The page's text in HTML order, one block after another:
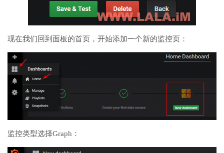
现在我们回到面板的首页，开始添加一个新的监控页：
监控类型选择Graph：